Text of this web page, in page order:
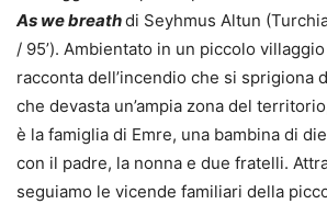
As we breathdi Seyhmus Altun
/ 95’). Ambientato in un piccolo
racconta dell’incendio che si sprigiona
che devasta un’ampia zona del
è la famiglia di Emre, una bambina di
con il padre, la nonna e due fratelli.
seguiamo le vicende familiari della